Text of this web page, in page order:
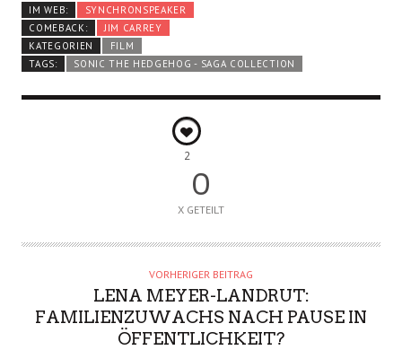
IM WEB:
SYNCHRONSPEAKER
COMEBACK:
JIM CARREY
KATEGORIEN
FILM
TAGS:
SONIC THE HEDGEHOG - SAGA COLLECTION
2
0
X GETEILT
VORHERIGER BEITRAG
LENA MEYER-LANDRUT:
FAMILIENZUWACHS NACH PAUSE IN
ÖFFENTLICHKEIT?